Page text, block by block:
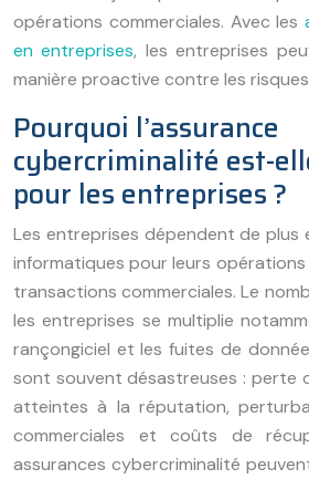
opérations commerciales. Avec les
en entreprises, les entreprises
manière proactive contre les
Pourquoi l’assurance
cybercriminalité est-
pour les entreprises ?
Les entreprises dépendent de plus
informatiques pour leurs
transactions commerciales. Le
les entreprises se multiplie
rançongiciel et les fuites de
sont souvent désastreuses : perte
atteintes à la réputation,
commerciales et coûts de
assurances cybercriminalité